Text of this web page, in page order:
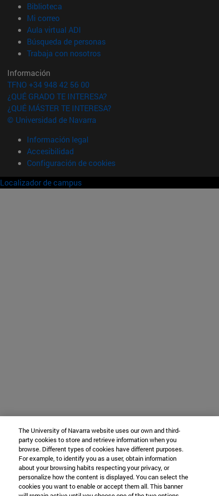
Biblioteca
Mi correo(abre en nueva ventana)
Aula virtual ADI
Búsqueda de personas(abre en nueva ventana)
Trabaja con nosotros(abre en nueva ventana)
Información
TFNO +34 948 42 56 00
¿QUÉ GRADO TE INTERESA?
¿QUÉ MÁSTER TE INTERESA?
© Universidad de Navarra
Información legal
Accesibilidad
Configuración de cookies
Localizador de campus
The University of Navarra website uses our own and third-
party cookies to store and retrieve information when you
browse. Different types of cookies have different purposes.
For example, to identify you as a user, obtain information
about your browsing habits respecting your privacy, or
personalize how the content is displayed. You can select the
cookies you want to enable or accept them all. This banner